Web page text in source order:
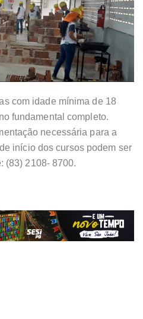
com idade mínima de 18
fundamental completo.
necessária para a
início dos cursos podem ser
(83) 2108- 8700.